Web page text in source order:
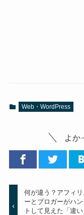
Web・WordPress
よか
何が違う？アフィリ
ーとブロガーがハン
トして見えた「違い